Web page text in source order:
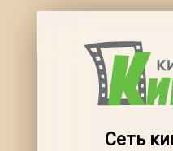
Сеть